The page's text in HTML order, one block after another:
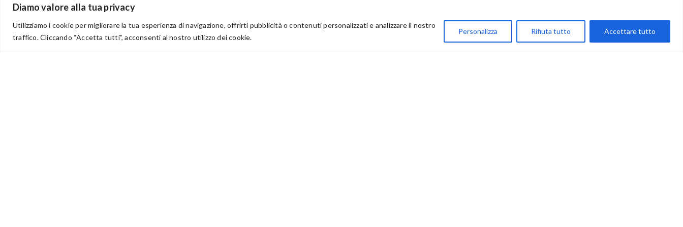
Diamo valore alla tua privacy
Utilizziamo i cookie per migliorare la tua esperienza di navigazione, offrirti pubblicità o contenuti personalizzati e analizzare il nostro
traffico. Cliccando “Accetta tutti”, acconsenti al nostro utilizzo dei cookie.
Personalizza Rifiuta tutto Accettare tutto
Privacy
Chi Siamo
My Account
Carrello